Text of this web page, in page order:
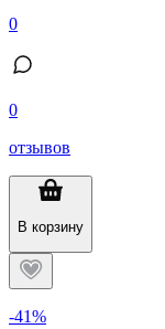
0
0
отзывов
В корзину
-41%